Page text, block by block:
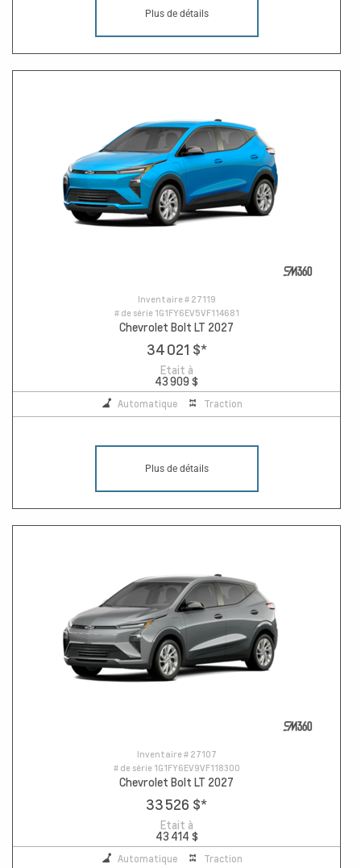
Plus de détails
Inventaire # 27119
# de série 1G1FY6EV5VF114681
Chevrolet Bolt LT 2027
34 021 $*
Etait à
43 909 $
Automatique Traction
Plus de détails
Inventaire # 27107
# de série 1G1FY6EV9VF118300
Chevrolet Bolt LT 2027
33 526 $*
Etait à
43 414 $
Automatique Traction